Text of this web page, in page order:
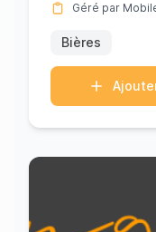
Géré par
Bières